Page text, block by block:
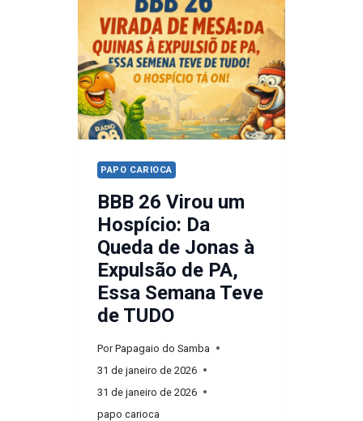
VERMELHO:
EXPULSO
DO
BBB
26
POR
AGREDIR
LEANDRO
(E
TUDO
POR
CAUSA
DE
UMA
LUZ)
PAPO CARIOCA
BBB 26 Virou um
Hospício: Da
Queda de Jonas à
Expulsão de PA,
Essa Semana Teve
de TUDO
Por Papagaio do Samba
31 de janeiro de 2026
31 de janeiro de 2026
papo carioca